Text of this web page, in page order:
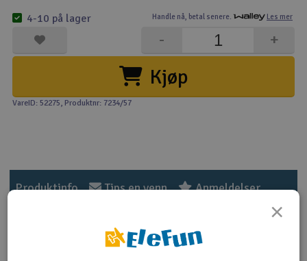
Helikopter
Kamerautstyr
Modellbygging, LEGO & byggesett
Modelljernbane
Outlet
Handle nå, betal senere. Les mer
Kjøp
+
-
4-10 på lager
VareID: 52275, Produktnr: 7234/57
Produktinfo Tips en venn Anmeldelser
×